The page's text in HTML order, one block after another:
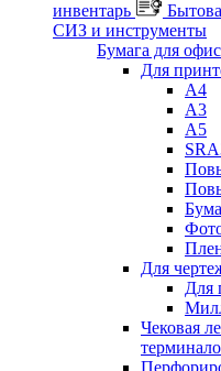
инвентарь
СИЗ и инструменты
Бумага для
Для
А4
А3
А5
Для
Для
Чековая